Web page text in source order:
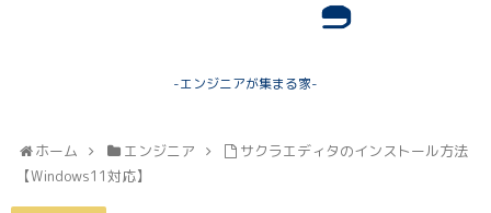
-エンジニアが集まる家-
ホーム エンジニア
サクラエディタのインストール方法
【Windows11対応】